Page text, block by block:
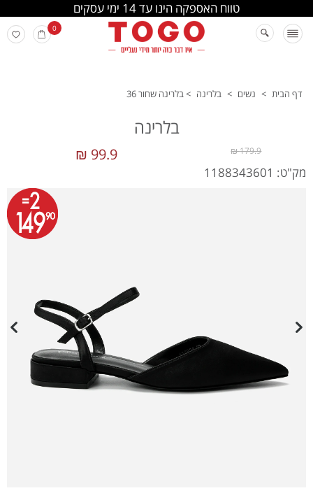
החלפה והחזרה מתבצעת בסניפי הרשת
0
דף הבית > נשים > בלרינה >בלרינה שחור 36
בלרינה
99.9 ₪ 179.9 ₪
מק"ט: 1188343601